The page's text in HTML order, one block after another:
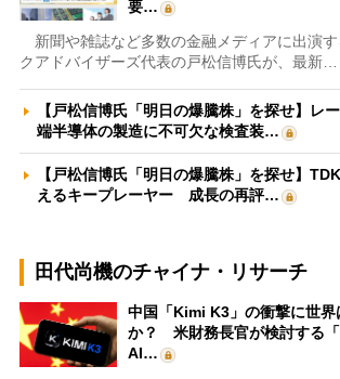
要…
新聞や雑誌など多数の金融メディアに出演
クアドバイザーズ代表の戸松信博氏が、最新…
【戸松信博氏「明日の爆騰株」を探せ】レ
端半導体の製造に不可欠な検査装…
【戸松信博氏「明日の爆騰株」を探せ】
えるキープレーヤー 成長の再評…
田代尚機のチャイナ・リサーチ
中国「Kimi K3」の衝撃に世界
か？ 米財務長官が検討する「
AI…